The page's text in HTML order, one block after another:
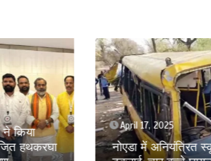
April 17, 2025
नोएडा में अनियंत्रित स्कूली बस पेड़ से